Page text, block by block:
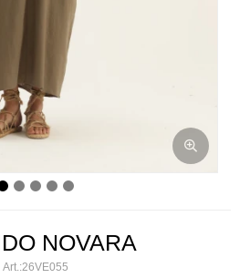
NOVARA
26VE055